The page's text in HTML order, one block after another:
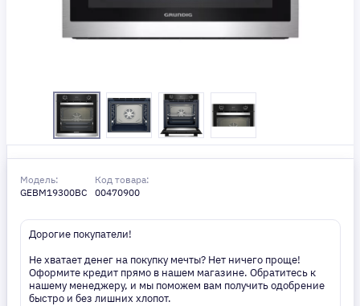
Модель:
GEBM19300BC
Код товара:
00470900
Дорогие покупатели!
Не хватает денег на покупку мечты? Нет ничего проще!
Оформите кредит прямо в нашем магазине. Обратитесь к
нашему менеджеру, и мы поможем вам получить одобрение
быстро и без лишних хлопот.